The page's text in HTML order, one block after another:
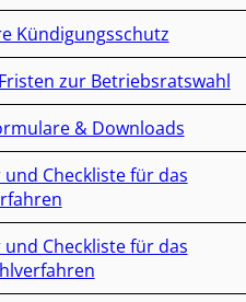
Kündigungsschutz
zur Betriebsratswahl
& Downloads
Checkliste für das
Checkliste für das